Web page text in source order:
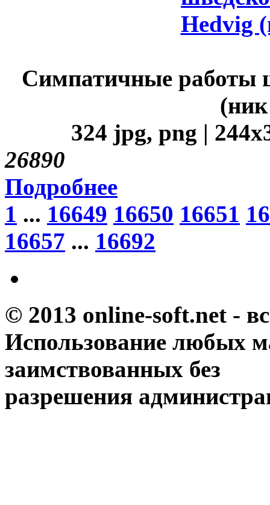
Симпатичные работы
324 jpg, png |
26890
Подробнее
1 ... 16649 16650 16651
16657 ... 16692
© 2013 online-soft.net -
Использование любых
заимствованных без
разрешения